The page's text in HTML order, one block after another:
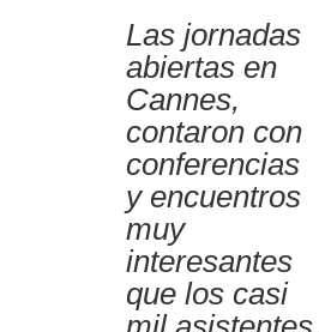
Las jornadas
abiertas en
Cannes,
contaron con
conferencias
y encuentros
muy
interesantes
que los casi